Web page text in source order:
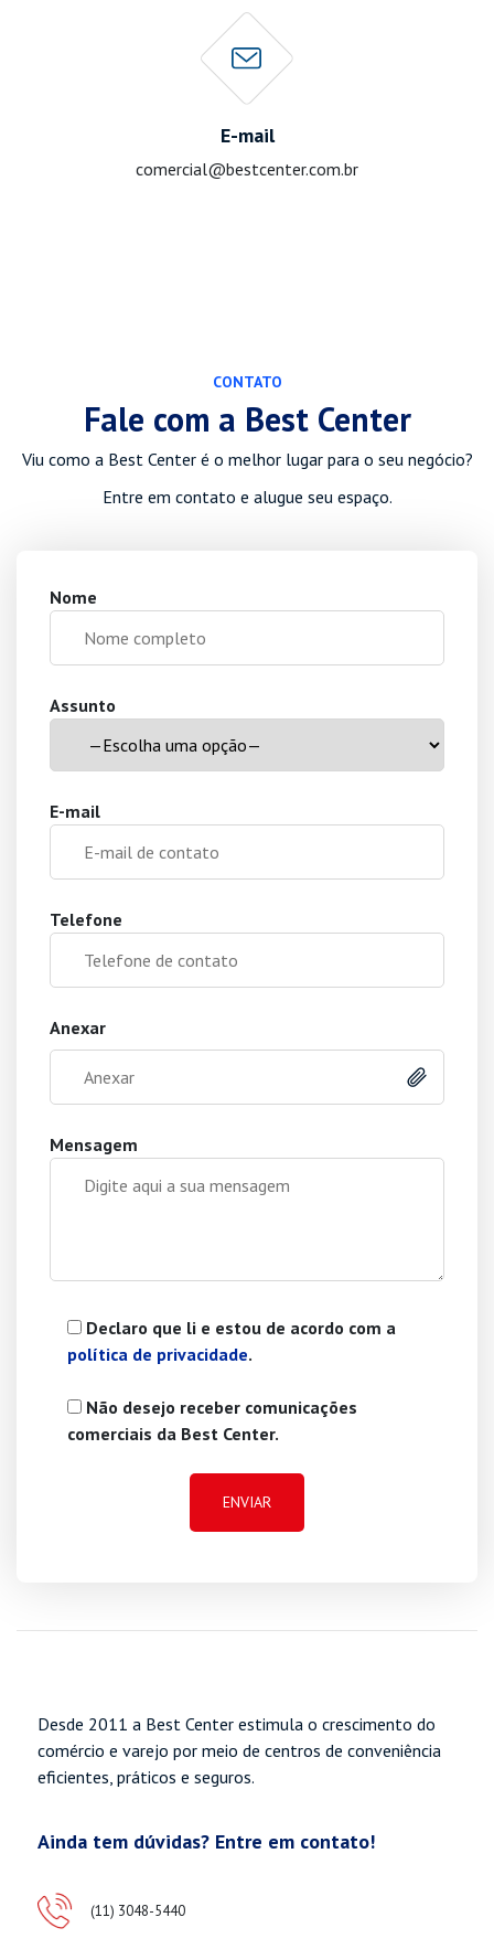
E-mail
comercial@bestcenter.com.br
CONTATO
Fale com a Best Center
Viu como a Best Center é o melhor lugar para o seu negócio?
Entre em contato e alugue seu espaço.
Nome
Assunto
E-mail
Telefone
Anexar
Anexar
Mensagem
Declaro que li e estou de acordo com a
política de privacidade.
Não desejo receber comunicações
comerciais da Best Center.
Desde 2011 a Best Center estimula o crescimento do
comércio e varejo por meio de centros de conveniência
eficientes, práticos e seguros.
Ainda tem dúvidas? Entre em contato!
(11) 3048-5440